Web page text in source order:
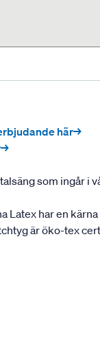
här→
som ingår i
Latex har en
är öko-tex